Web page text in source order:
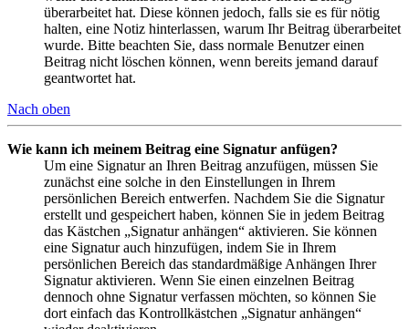
überarbeitet hat. Diese können jedoch, falls sie es für nötig
halten, eine Notiz hinterlassen, warum Ihr Beitrag überarbeitet
wurde. Bitte beachten Sie, dass normale Benutzer einen
Beitrag nicht löschen können, wenn bereits jemand darauf
geantwortet hat.
Nach oben
Wie kann ich meinem Beitrag eine Signatur anfügen?
Um eine Signatur an Ihren Beitrag anzufügen, müssen Sie
zunächst eine solche in den Einstellungen in Ihrem
persönlichen Bereich entwerfen. Nachdem Sie die Signatur
erstellt und gespeichert haben, können Sie in jedem Beitrag
das Kästchen „Signatur anhängen“ aktivieren. Sie können
eine Signatur auch hinzufügen, indem Sie in Ihrem
persönlichen Bereich das standardmäßige Anhängen Ihrer
Signatur aktivieren. Wenn Sie einen einzelnen Beitrag
dennoch ohne Signatur verfassen möchten, so können Sie
dort einfach das Kontrollkästchen „Signatur anhängen“